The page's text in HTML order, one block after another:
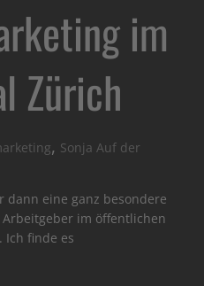
im
Zürich
, Sonja Auf der
dann eine ganz besondere
im öffentlichen
Ich finde es